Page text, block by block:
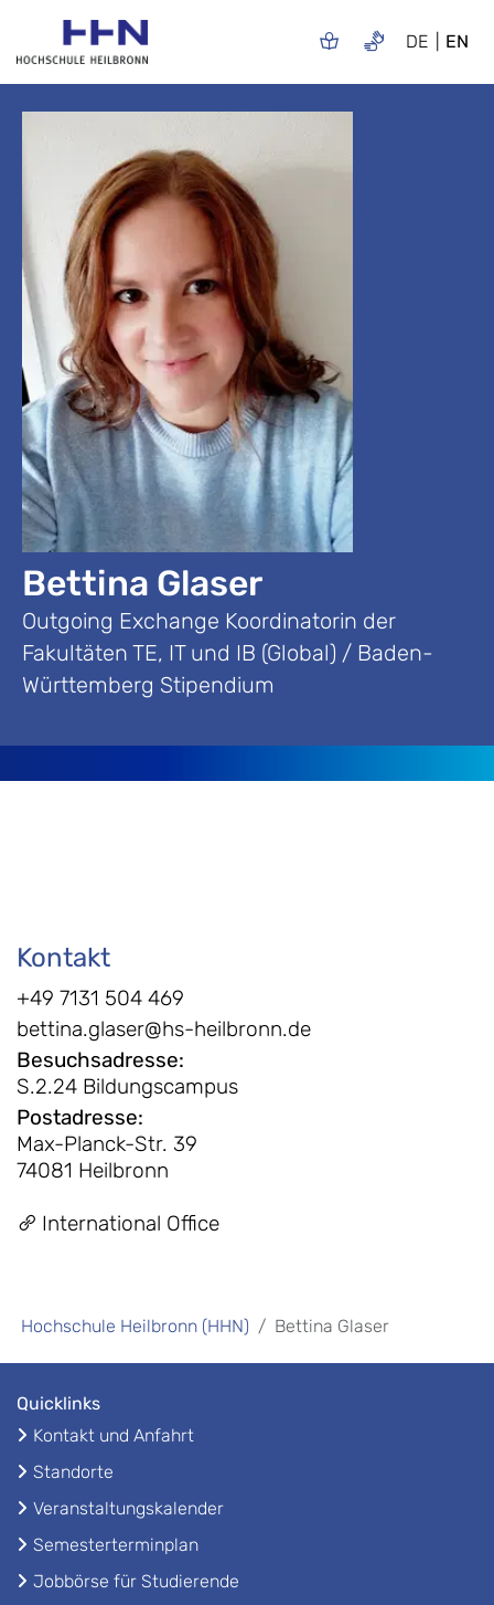
DE EN
Bettina Glaser
Outgoing Exchange Koordinatorin der
Fakultäten TE, IT und IB (Global) / Baden-
Württemberg Stipendium
Kontakt
+49 7131 504 469
bettina.glaser@hs-heilbronn.de
Besuchsadresse:
S.2.24 Bildungscampus
Postadresse:
Max-Planck-Str. 39
74081 Heilbronn
International Office
Hochschule Heilbronn (HHN) Bettina Glaser
Quicklinks
Kontakt und Anfahrt
Standorte
Veranstaltungskalender
Semesterterminplan
Jobbörse für Studierende